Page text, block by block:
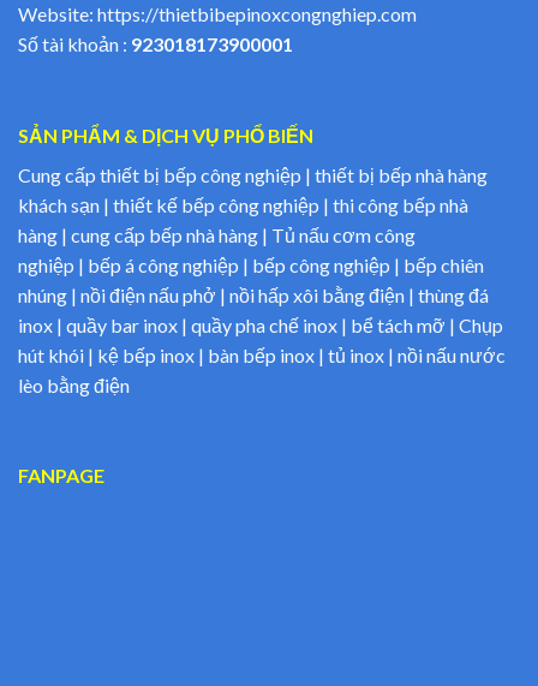
Website: https://thietbibepinoxcongnghiep.com
Số tài khoản : 923018173900001
SẢN PHẨM & DỊCH VỤ PHỔ BIẾN
Cung cấp thiết bị bếp công nghiệp | thiết bị bếp nhà hàng
khách sạn | thiết kế bếp công nghiệp | thi công bếp nhà
hàng | cung cấp bếp nhà hàng | Tủ nấu cơm công
nghiệp | bếp á công nghiệp | bếp công nghiệp | bếp chiên
nhúng | nồi điện nấu phở | nồi hấp xôi bằng điện | thùng đá
inox | quầy bar inox | quầy pha chế inox | bể tách mỡ | Chụp
hút khói | kệ bếp inox | bàn bếp inox | tủ inox | nồi nấu nước
lèo bằng điện
FANPAGE